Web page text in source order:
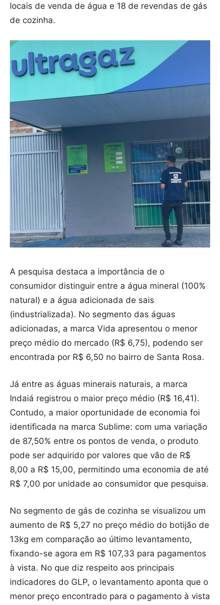
locais de venda de água e 18 de revendas de gás
de cozinha.
A pesquisa destaca a importância de o
consumidor distinguir entre a água mineral (100%
natural) e a água adicionada de sais
(industrializada). No segmento das águas
adicionadas, a marca Vida apresentou o menor
preço médio do mercado (R$ 6,75), podendo ser
encontrada por R$ 6,50 no bairro de Santa Rosa.
Já entre as águas minerais naturais, a marca
Indaiá registrou o maior preço médio (R$ 16,41).
Contudo, a maior oportunidade de economia foi
identificada na marca Sublime: com uma variação
de 87,50% entre os pontos de venda, o produto
pode ser adquirido por valores que vão de R$
8,00 a R$ 15,00, permitindo uma economia de até
R$ 7,00 por unidade ao consumidor que pesquisa.
No segmento de gás de cozinha se visualizou um
aumento de R$ 5,27 no preço médio do botijão de
13kg em comparação ao último levantamento,
fixando-se agora em R$ 107,33 para pagamentos
à vista. No que diz respeito aos principais
indicadores do GLP, o levantamento aponta que o
menor preço encontrado para o pagamento à vista